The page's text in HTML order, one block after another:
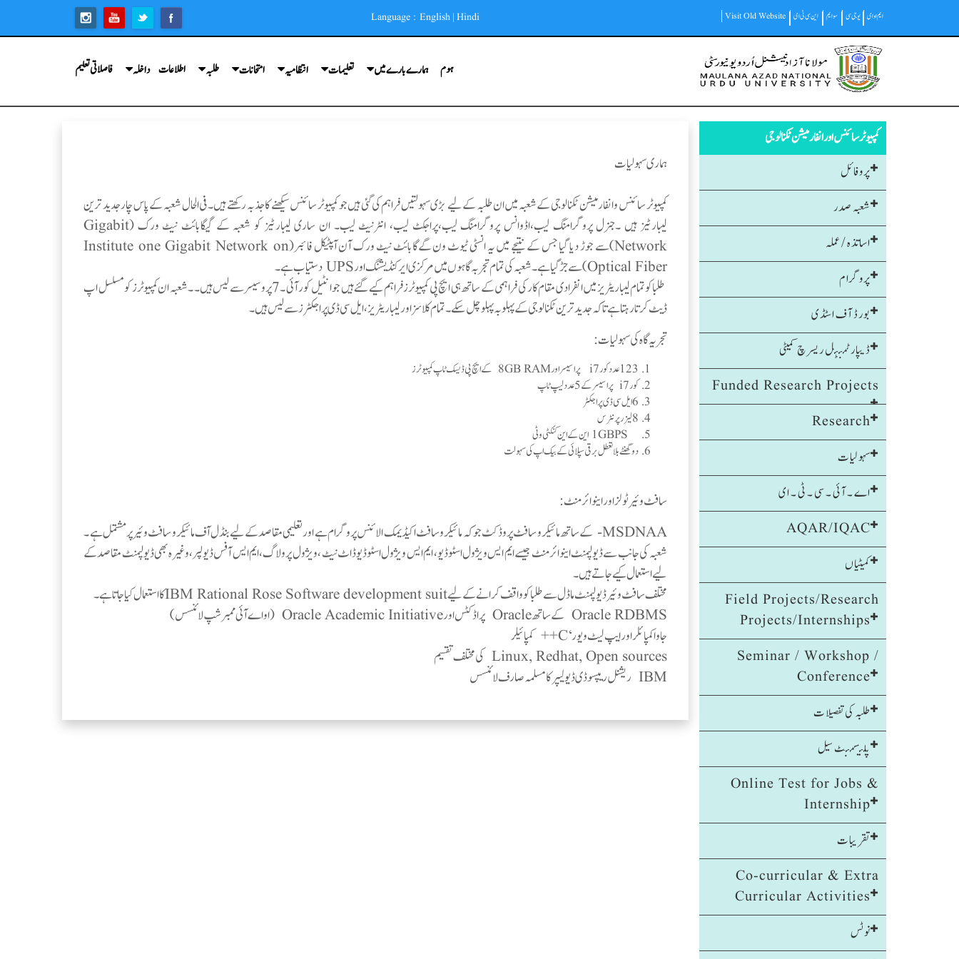
main
ایم او ای یو جی سی سوایم این سی ٹی ای Visit Old Website
Language : English | Hindi
Main
navigation
ہوم ہمارے بارے میں تعلیمات انتظامیہ امتحانات طلبہ اطلاعات داخلہ فاصلاتی تعلیم
کمپیوٹر سائنس اور انفارمیشن ٹکنالوجی
پروفائل
شعبہ صدر
اساتذہ / عملہ
پروگرام
بورڈ آف اسٹڈی
ڈیپارٹمنٹل ریسرچ کمیٹی
Funded Research Projects
Research
سہولیات
اے ۔ آئی ۔ سی ۔ ٹی ۔ ای
AQAR/IQAC
کمیٹیاں
Field Projects/Research
Projects/Internships
Seminar / Workshop /
Conference
طلبہ کی تفصیلات
پلیسمنٹ سیل
Online Test for Jobs &
Internship
تقریبات
Co-curricular & Extra
Curricular Activities
نوٹس
ہماری سہولیات
کمپیوٹر سائنس وانفار میشن ٹکنالوجی کے شعبہ میں ان طلبہ کے لیے بڑی سہولتیں فراہم کی گئی ہیں جو کمپیوٹر سائنس سیکھنے کا جذبہ رکھتے ہیں۔فی الحال شعبہ کے پاس چار جدید ترین
لیبارٹیز ہیں ۔جنرل پروگرامنگ لیب،اڈوانس پروگرامنگ لیب،پراجکٹ لیب، انٹرنیٹ لیب۔ ان ساری لیبارٹیز کو شعبہ کے گیگابائٹ نیٹ ورک (Gigabit
Network)سے جوڑ دیا گیا جس کے نتیجے میں یہ انسٹی ٹیوٹ ون گےگابائٹ نیٹ ورک آن آپٹیکل فائبر(Institute one Gigabit Network on
Optical Fiber)سے جڑ گیا ہے۔ شعبہ کی تمام تجربہ گاہوں میں مرکزی ایر کنڈیشنگ اور UPS دستیاب ہے ۔
طلباکوتمام لیباریٹریز میں انفرادی مقام کارکی فراہمی کے ساتھ ہی ایچ پی کمپیوٹرز فراہم کیے گئے ہیں جو انٹیل کور آئی ۔7 پروسیسر سے لیس ہیں۔ ۔ شعبہ ان کمپیوٹرز کو مسلسل اپ
ڈیٹ کرتا رہتا ہےتاکہ جدید ترین ٹکنالوجی کے پہلو بہ پہلو چل سکے۔تمام کلاسز اور لیباریٹریز، ایل سی ڈی پراجکٹرزسے لیس ہیں۔
تجریہ گاہ کی سہولیات:
کور i7 پراسیسر کے 5 عدد لیپ ٹاپ
1GBPS این کے این کنکٹی وٹی
دو گھنٹے بلا تعطل برقی سپلائی کے بیک اپ کی سہولت
سافٹ وئیر ٹولز اور اینوائرمنٹ:
MSDNAA- کے ساتھ مائیکرو سافٹ پروڈکٹ جوکہ مائیکرو سافٹ اکیڈیمک الائنس پروگرام ہے اورتعلیمی مقاصد کے لیے بنڈل آف مائیکرو سافٹ وئیرپرمشتمل ہے ۔
شعبہ کی جانب سے ڈیولپمنٹ اینوائرمنٹ جیسے ایم ایس ویژول اسٹوڈیو، ایم ایس ویژول اسٹوڈیوڈاٹ نیٹ ، ویژول پرولاگ، ایم ایس آفس ڈیولپر، وغیرہ بھی ڈیولپمنٹ مقاصد کے
لیے استعمال کیے جاتے ہیں۔
مختلف سافٹ وئیر ڈیولپمنٹ ماڈل سے طلباکوواقف کرانے کے لیے IBM Rational Rose Software development suitکا استعمال کیا جاتاہے۔
Oracle RDBMS کے ساتھ Oracle پراڈکٹس اورOracle Academic Initiative (او اے آئی ممبرشپ لائنسس)
جاوا کمپائلر اور ایپ لیٹ ویور ‘ C++ کمپائیلر
Linux, Redhat, Open sources کی مختلف تقسیم
IBM ریشنل ریپسوڈی ڈیولیپر کا مسلمہ صارف لائنسس